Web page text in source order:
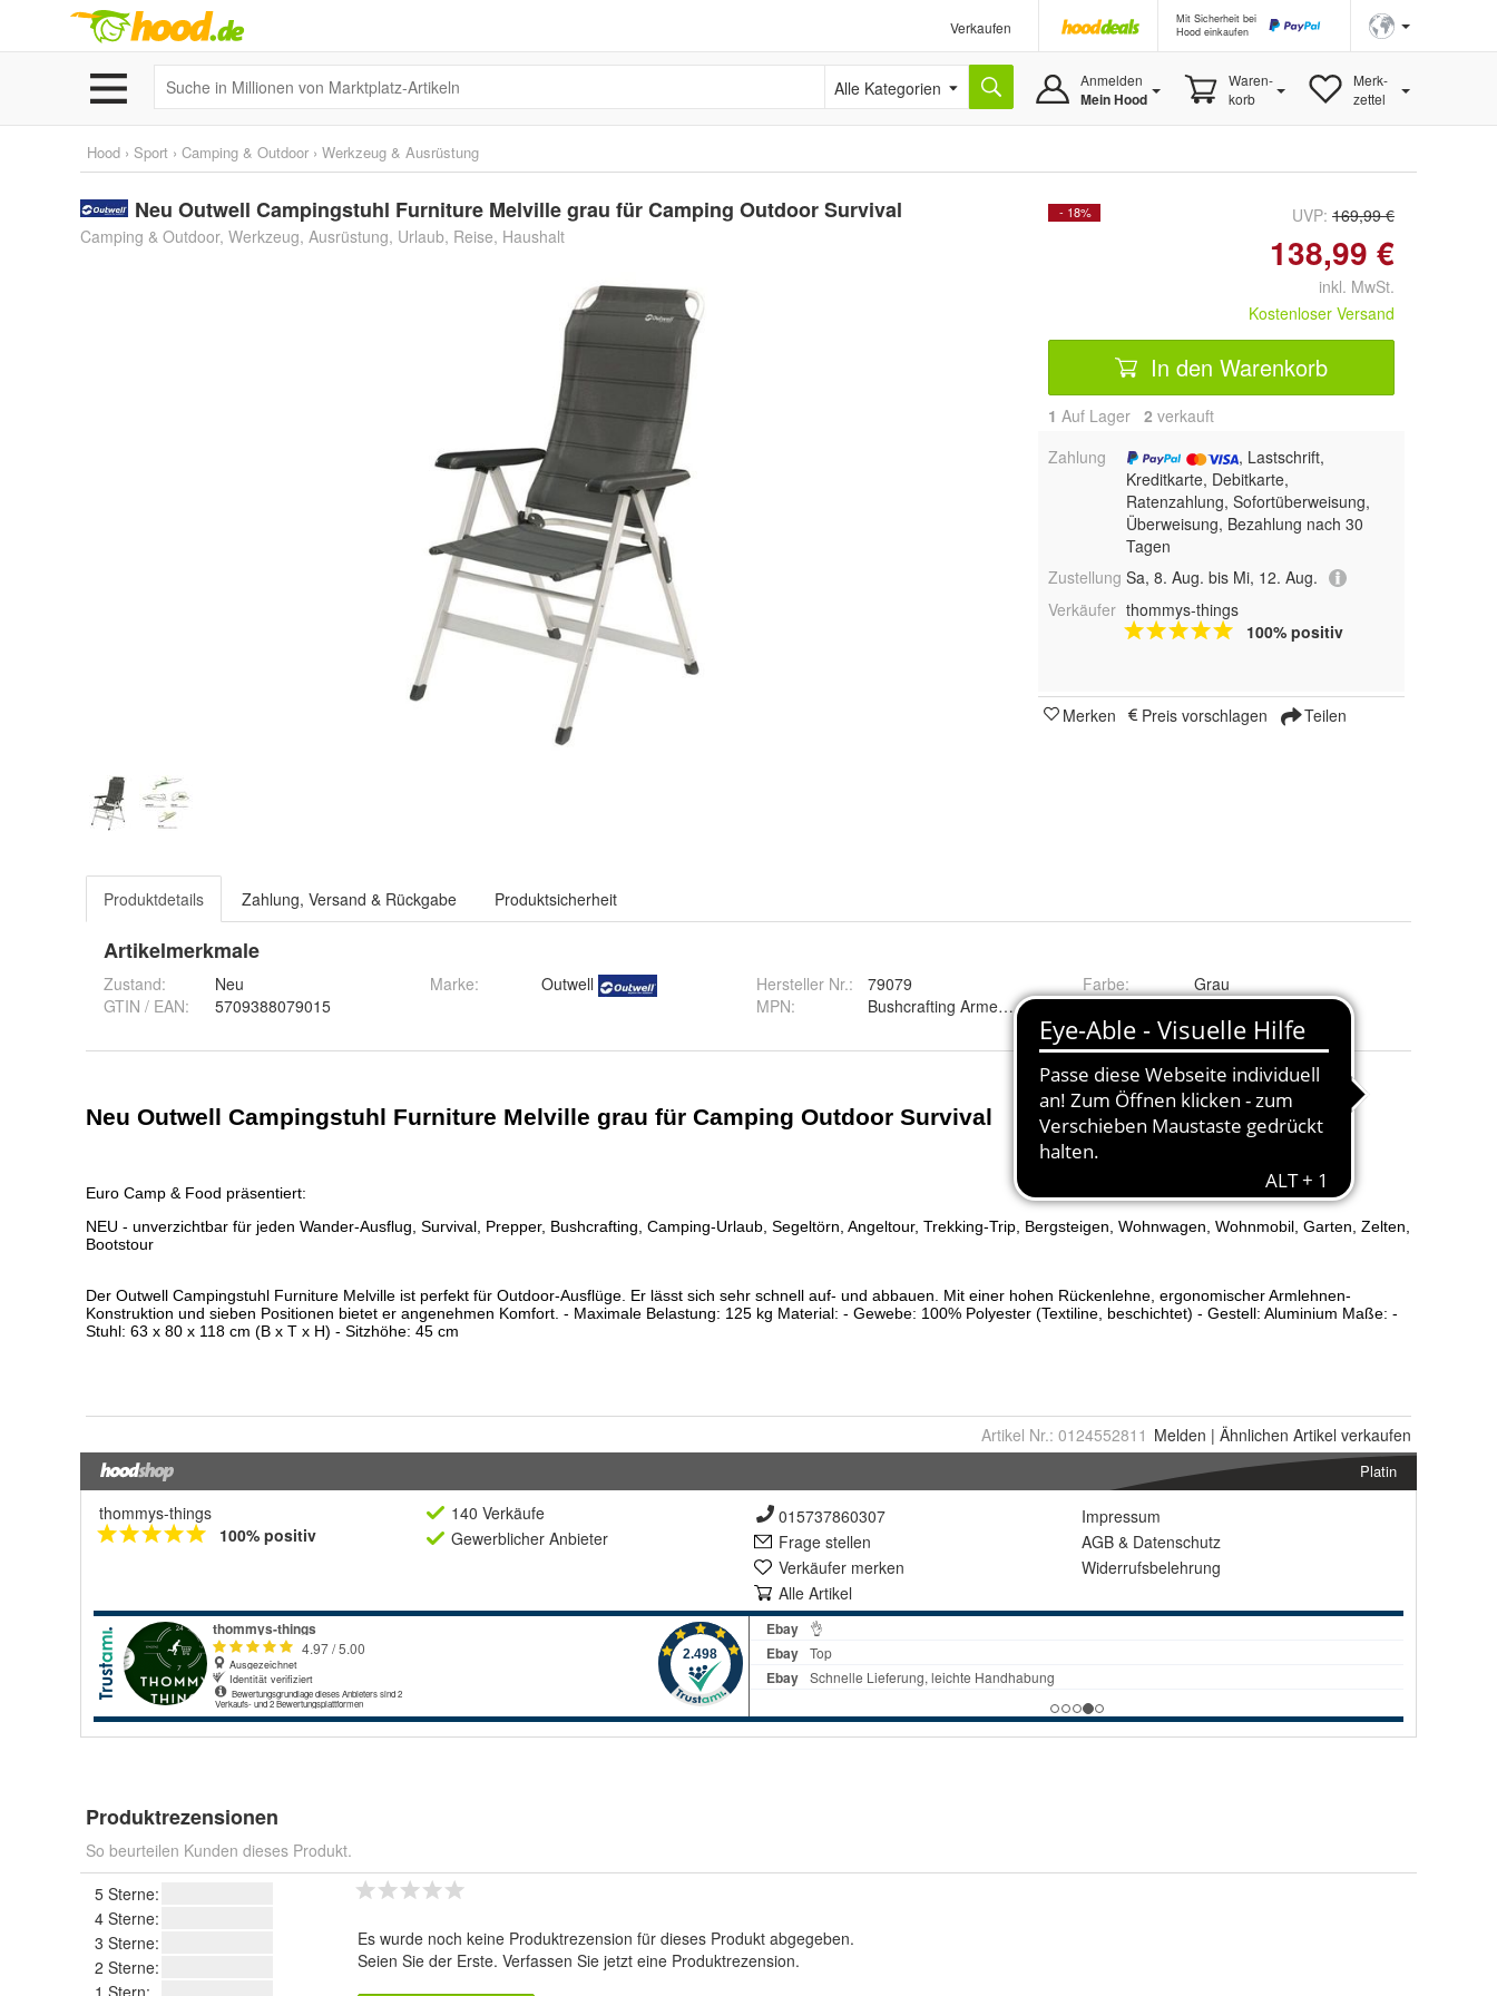
Verkaufen
Mit Sicherheit bei
Hood einkaufen
Alle Kategorien Anmelden
Mein Hood
Waren-
korb
Merk-
zettel
Hood › Sport › Camping & Outdoor › Werkzeug & Ausrüstung
Neu Outwell Campingstuhl Furniture Melville grau für Camping Outdoor Survival
Camping & Outdoor, Werkzeug, Ausrüstung, Urlaub, Reise, Haushalt
- 18% UVP: 169,99 €
138,99 €
inkl. MwSt.
Kostenloser Versand
In den Warenkorb
1 Auf Lager 2 verkauft
Zahlung
, Lastschrift,
Kreditkarte, Debitkarte,
Ratenzahlung, Sofortüberweisung,
Überweisung, Bezahlung nach 30
Tagen
Zustellung Sa, 8. Aug. bis Mi, 12. Aug.
Verkäufer thommys-things
100% positiv
Merken Preis vorschlagen Teilen
Produktdetails Zahlung, Versand & Rückgabe Produktsicherheit
Artikelmerkmale
Zustand:
Neu
GTIN / EAN:
5709388079015
Marke: Outwell Hersteller Nr.:
79079
MPN: Bushcrafting Armee Wandern Angeln billig günstig
Farbe:
Grau
Produktart: Stuhl
Artikel Nr.: 0124552811 Melden | Ähnlichen Artikel verkaufen
Platin
thommys-things
100% positiv
140 Verkäufe
Gewerblicher Anbieter
015737860307
Frage stellen
Verkäufer merken
Alle Artikel
Impressum
AGB & Datenschutz
Widerrufsbelehrung
Produktrezensionen
So beurteilen Kunden dieses Produkt.
5 Sterne:
4 Sterne:
3 Sterne:
2 Sterne:
1 Stern:
Es wurde noch keine Produktrezension für dieses Produkt abgegeben.
Seien Sie der Erste. Verfassen Sie jetzt eine Produktrezension.